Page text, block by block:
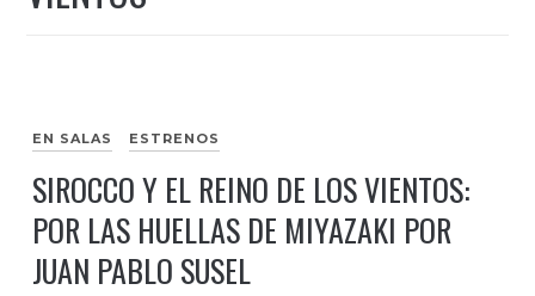
EN SALAS ESTRENOS
SIROCCO Y EL REINO DE LOS VIENTOS:
POR LAS HUELLAS DE MIYAZAKI POR
JUAN PABLO SUSEL